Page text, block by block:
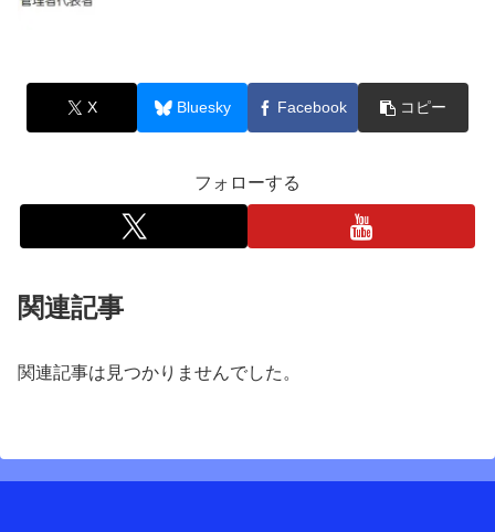
X Bluesky Facebook コピー
フォローする
関連記事
関連記事は見つかりませんでした。